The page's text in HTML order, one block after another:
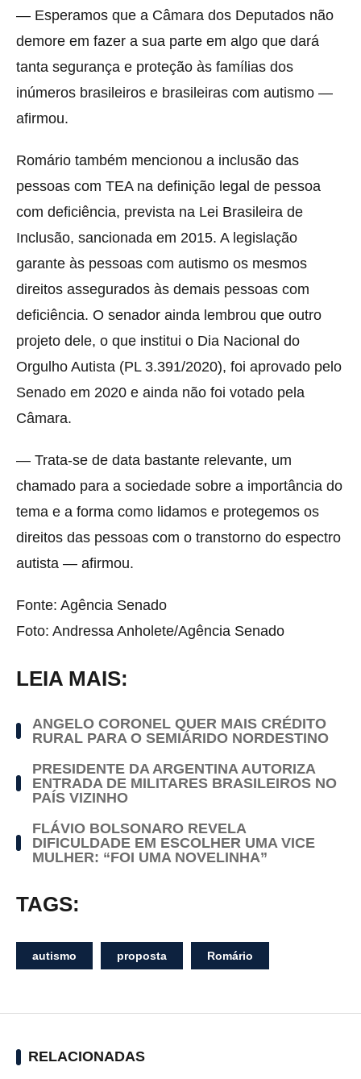
— Esperamos que a Câmara dos Deputados não
demore em fazer a sua parte em algo que dará
tanta segurança e proteção às famílias dos
inúmeros brasileiros e brasileiras com autismo —
afirmou.
Romário também mencionou a inclusão das
pessoas com TEA na definição legal de pessoa
com deficiência, prevista na Lei Brasileira de
Inclusão, sancionada em 2015. A legislação
garante às pessoas com autismo os mesmos
direitos assegurados às demais pessoas com
deficiência. O senador ainda lembrou que outro
projeto dele, o que institui o Dia Nacional do
Orgulho Autista (PL 3.391/2020), foi aprovado pelo
Senado em 2020 e ainda não foi votado pela
Câmara.
— Trata-se de data bastante relevante, um
chamado para a sociedade sobre a importância do
tema e a forma como lidamos e protegemos os
direitos das pessoas com o transtorno do espectro
autista — afirmou.
Fonte: Agência Senado
Foto: Andressa Anholete/Agência Senado
LEIA MAIS:
ANGELO CORONEL QUER MAIS CRÉDITO
RURAL PARA O SEMIÁRIDO NORDESTINO
PRESIDENTE DA ARGENTINA AUTORIZA
ENTRADA DE MILITARES BRASILEIROS NO
PAÍS VIZINHO
FLÁVIO BOLSONARO REVELA
DIFICULDADE EM ESCOLHER UMA VICE
MULHER: “FOI UMA NOVELINHA”
TAGS:
autismo proposta Romário
RELACIONADAS